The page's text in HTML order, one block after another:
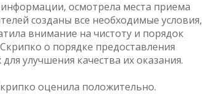
осмотрела места приема
созданы все необходимые условия,
внимание на чистоту и порядок
о порядке предоставления
улучшения качества их оказания.
оценила положительно.